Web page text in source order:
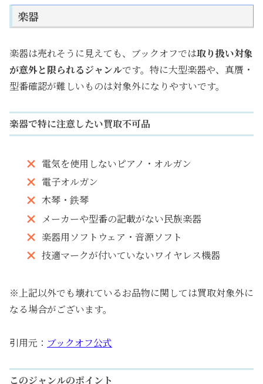
楽器
楽器は売れそうに見えても、ブックオフでは取り扱い対象
が意外と限られるジャンルです。特に大型楽器や、真贋・
型番確認が難しいものは対象外になりやすいです。
楽器で特に注意したい買取不可品
電気を使用しないピアノ・オルガン
電子オルガン
木琴・鉄琴
メーカーや型番の記載がない民族楽器
楽器用ソフトウェア・音源ソフト
技適マークが付いていないワイヤレス機器
※上記以外でも壊れているお品物に関しては買取対象外に
なる場合がございます。
引用元： ブックオフ公式
このジャンルのポイント